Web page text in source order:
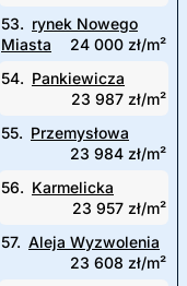
53. rynek Nowego
Miasta
24 000 zł/m²
54. Pankiewicza
23 987 zł/m²
55. Przemysłowa
23 984 zł/m²
56. Karmelicka
23 957 zł/m²
57. Aleja Wyzwolenia
23 608 zł/m²